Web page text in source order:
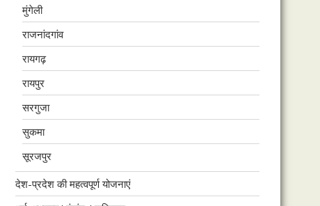
मुंगेली
राजनांदगांव
रायगढ़
रायपुर
सरगुजा
सुकमा
सूरजपुर
देश-प्रदेश की महत्वपूर्ण योजनाएं